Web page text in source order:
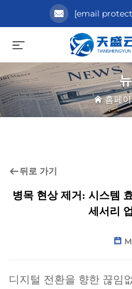
[email
홈페
뒤로 가기
병목 현상 제거: 시스템
세서리
디지털 전환을 향한 끊임